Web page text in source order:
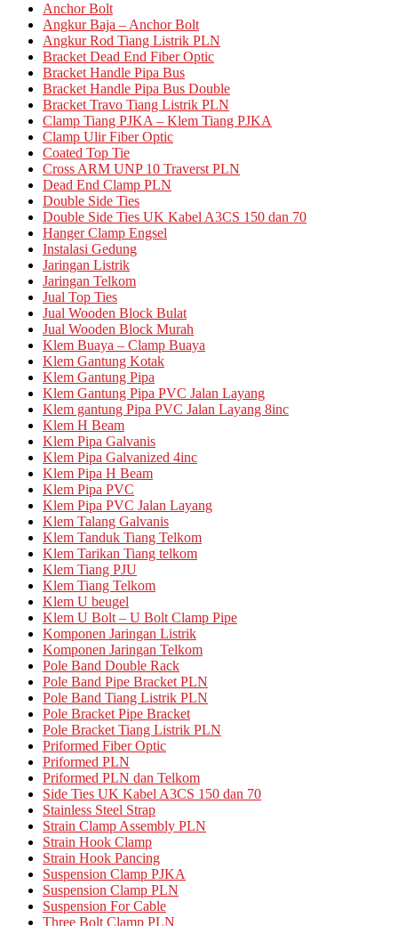
Anchor Bolt
Angkur Baja – Anchor Bolt
Angkur Rod Tiang Listrik PLN
Bracket Dead End Fiber Optic
Bracket Handle Pipa Bus
Bracket Handle Pipa Bus Double
Bracket Travo Tiang Listrik PLN
Clamp Tiang PJKA – Klem Tiang PJKA
Clamp Ulir Fiber Optic
Coated Top Tie
Cross ARM UNP 10 Traverst PLN
Dead End Clamp PLN
Double Side Ties
Double Side Ties UK Kabel A3CS 150 dan 70
Hanger Clamp Engsel
Instalasi Gedung
Jaringan Listrik
Jaringan Telkom
Jual Top Ties
Jual Wooden Block Bulat
Jual Wooden Block Murah
Klem Buaya – Clamp Buaya
Klem Gantung Kotak
Klem Gantung Pipa
Klem Gantung Pipa PVC Jalan Layang
Klem gantung Pipa PVC Jalan Layang 8inc
Klem H Beam
Klem Pipa Galvanis
Klem Pipa Galvanized 4inc
Klem Pipa H Beam
Klem Pipa PVC
Klem Pipa PVC Jalan Layang
Klem Talang Galvanis
Klem Tanduk Tiang Telkom
Klem Tarikan Tiang telkom
Klem Tiang PJU
Klem Tiang Telkom
Klem U beugel
Klem U Bolt – U Bolt Clamp Pipe
Komponen Jaringan Listrik
Komponen Jaringan Telkom
Pole Band Double Rack
Pole Band Pipe Bracket PLN
Pole Band Tiang Listrik PLN
Pole Bracket Pipe Bracket
Pole Bracket Tiang Listrik PLN
Priformed Fiber Optic
Priformed PLN
Priformed PLN dan Telkom
Side Ties UK Kabel A3CS 150 dan 70
Stainless Steel Strap
Strain Clamp Assembly PLN
Strain Hook Clamp
Strain Hook Pancing
Suspension Clamp PJKA
Suspension Clamp PLN
Suspension For Cable
Three Bolt Clamp PLN